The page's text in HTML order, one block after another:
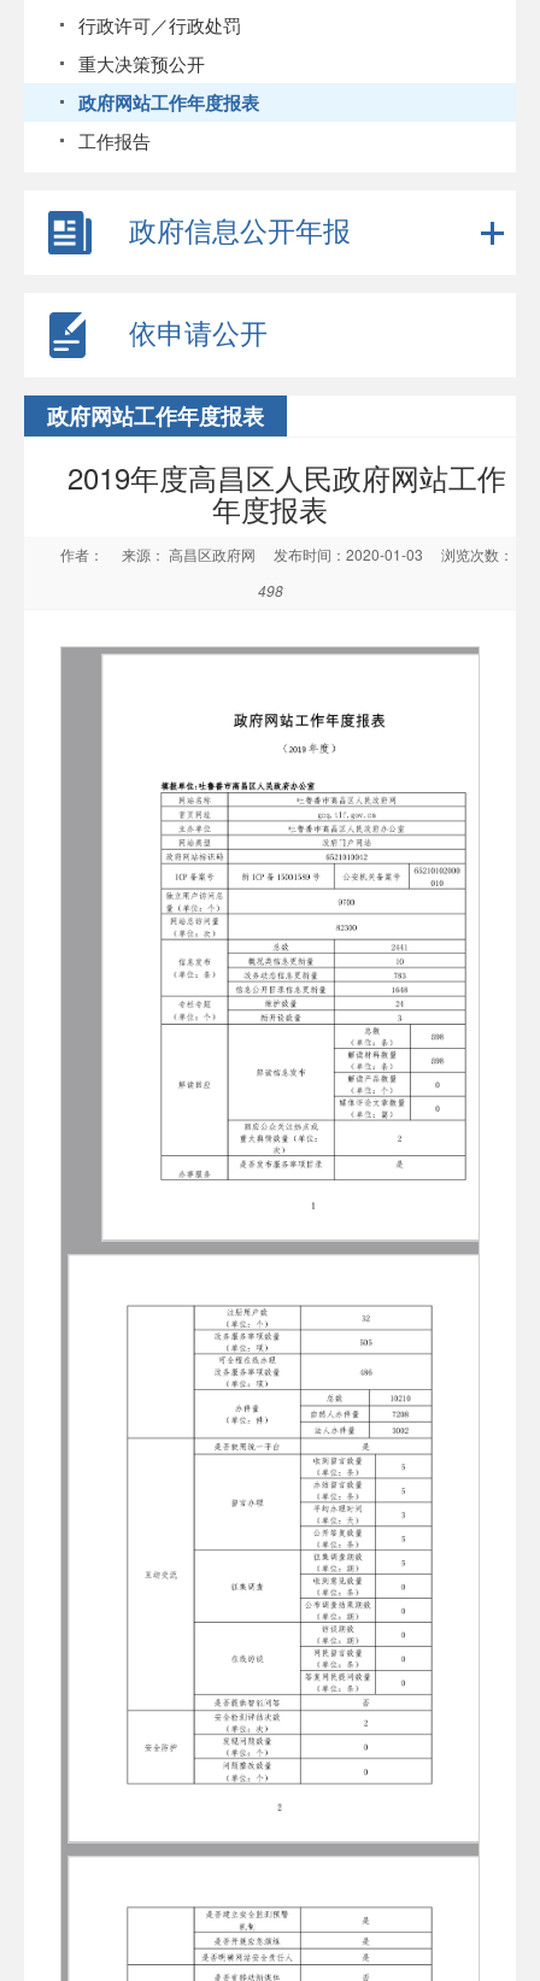
行政许可／行政处罚
重大决策预公开
政府网站工作年度报表
工作报告
政府信息公开年报
依申请公开
政府网站工作年度报表
2019年度高昌区人民政府网站工作
年度报表
作者： 来源： 高昌区政府网 发布时间：2020-01-03
浏览次数：
498